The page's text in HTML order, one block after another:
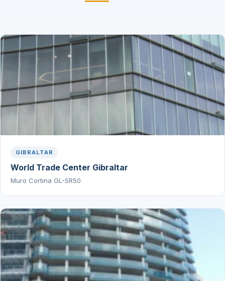
GIBRALTAR
World Trade Center Gibraltar
Muro Cortina GL-SR50